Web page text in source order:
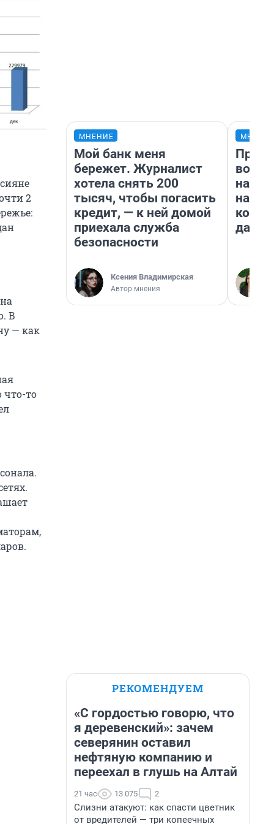
2
В
— как
что-то
МНЕНИЕ
Мой банк меня
бережет. Журналист
хотела снять 200
тысяч, чтобы погасить
кредит, — к ней домой
приехала служба
безопасности
Ксения Владимирская
Автор мнения
нам
даже
РЕКОМЕНДУЕМ
«С гордостью говорю, что
я деревенский»: зачем
северянин оставил
нефтяную компанию и
переехал в глушь на Алтай
21 час 13 075 2
Слизни атакуют: как спасти цветник
от вредителей — три копеечных